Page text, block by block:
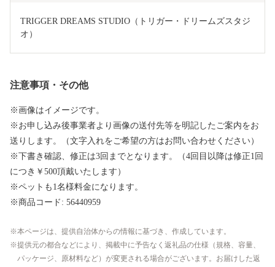
TRIGGER DREAMS STUDIO（トリガー・ドリームズスタジ
オ）
注意事項・その他
※画像はイメージです。
※お申し込み後事業者より画像の送付先等を明記したご案内をお
送りします。（文字入れをご希望の方はお問い合わせください）
※下書き確認、修正は3回までとなります。（4回目以降は修正1回
につき￥500頂戴いたします）
※ペットも1名様料金になります。
※商品コード: 56440959
本ページは、提供自治体からの情報に基づき、作成しています。
提供元の都合などにより、掲載中に予告なく返礼品の仕様（規格、容量、
パッケージ、原材料など）が変更される場合がございます。お届けした返